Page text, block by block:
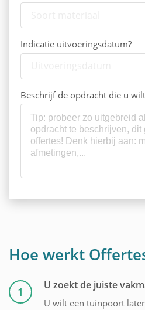
Indicatie uitvoeringsdatum?
Beschrijf de opdracht die u
Hoe werkt
1 U zoekt de juiste
U wilt een tuinpoort